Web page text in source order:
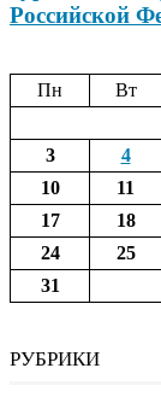
Российской
Пн
Вт
3
4
10
11
17
18
24
25
31
РУБРИКИ